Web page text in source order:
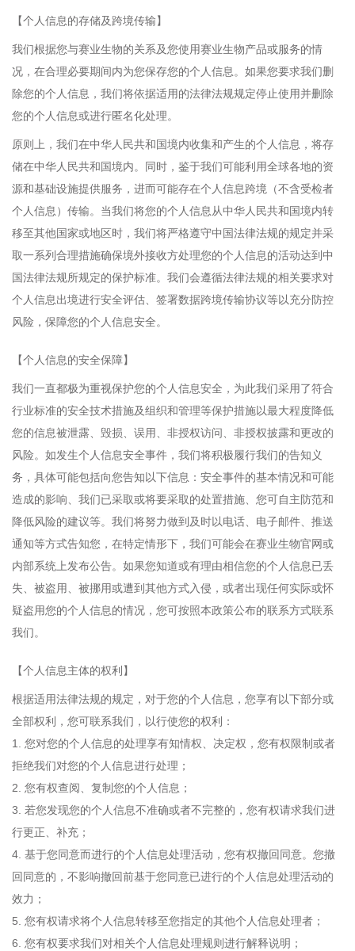
【个人信息的存储及跨境传输】
我们根据您与赛业生物的关系及您使用赛业生物产品或服务的情
况，在合理必要期间内为您保存您的个人信息。如果您要求我们删
除您的个人信息，我们将依据适用的法律法规规定停止使用并删除
您的个人信息或进行匿名化处理。
原则上，我们在中华人民共和国境内收集和产生的个人信息，将存
储在中华人民共和国境内。同时，鉴于我们可能利用全球各地的资
源和基础设施提供服务，进而可能存在个人信息跨境（不含受检者
个人信息）传输。当我们将您的个人信息从中华人民共和国境内转
移至其他国家或地区时，我们将严格遵守中国法律法规的规定并采
取一系列合理措施确保境外接收方处理您的个人信息的活动达到中
国法律法规所规定的保护标准。我们会遵循法律法规的相关要求对
个人信息出境进行安全评估、签署数据跨境传输协议等以充分防控
风险，保障您的个人信息安全。
【个人信息的安全保障】
我们一直都极为重视保护您的个人信息安全，为此我们采用了符合
行业标准的安全技术措施及组织和管理等保护措施以最大程度降低
您的信息被泄露、毁损、误用、非授权访问、非授权披露和更改的
风险。如发生个人信息安全事件，我们将积极履行我们的告知义
务，具体可能包括向您告知以下信息：安全事件的基本情况和可能
造成的影响、我们已采取或将要采取的处置措施、您可自主防范和
降低风险的建议等。我们将努力做到及时以电话、电子邮件、推送
通知等方式告知您，在特定情形下，我们可能会在赛业生物官网或
内部系统上发布公告。如果您知道或有理由相信您的个人信息已丢
失、被盗用、被挪用或遭到其他方式入侵，或者出现任何实际或怀
疑盗用您的个人信息的情况，您可按照本政策公布的联系方式联系
我们。
【个人信息主体的权利】
根据适用法律法规的规定，对于您的个人信息，您享有以下部分或
全部权利，您可联系我们，以行使您的权利：
1. 您对您的个人信息的处理享有知情权、决定权，您有权限制或者
拒绝我们对您的个人信息进行处理；
2. 您有权查阅、复制您的个人信息；
3. 若您发现您的个人信息不准确或者不完整的，您有权请求我们进
行更正、补充；
4. 基于您同意而进行的个人信息处理活动，您有权撤回同意。您撤
回同意的，不影响撤回前基于您同意已进行的个人信息处理活动的
效力；
5. 您有权请求将个人信息转移至您指定的其他个人信息处理者；
6. 您有权要求我们对相关个人信息处理规则进行解释说明；